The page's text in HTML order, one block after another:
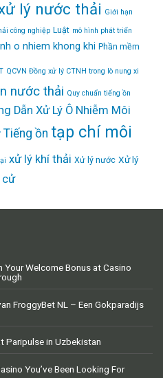
lý nước thải Giới hạn
công nghiệp Luật mô hình phát triển
o nhiem khong khi Phần mềm
QCVN Đồng xử lý CTNH trong lò nung xi
nước thải Quy chuẩn tiếng ồn
Dẫn Xử Lý Ô Nhiễm Môi
Tiếng ồn tạp chí môi
xử lý khí thải Xử lý nước Xử lý
cử
Your Welcome Bonus at Casino
FroggyBet NL – Een Gokparadijs
Paripulse in Uzbekistan
You’ve Been Looking For